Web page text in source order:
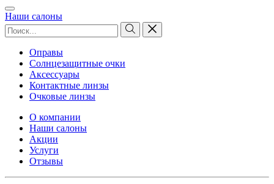
Наши салоны
Оправы
Солнцезащитные очки
Аксессуары
Контактные линзы
Очковые линзы
О компании
Наши салоны
Акции
Услуги
Отзывы